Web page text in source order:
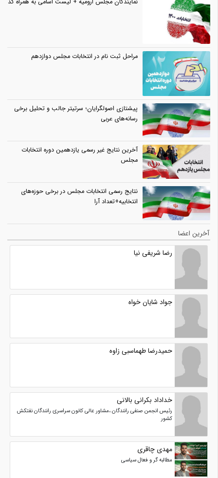
مراحل ثبت نام در انتخابات مجلس دوازدهم
پیشتازی اصولگرایان؛ سرتیتر جالب و تحلیل برخی
رسانه‌های عربی
آخرین نتایج غیر رسمی یازدهمین دوره انتخابات
مجلس
نتایج رسمی انتخابات مجلس در برخی حوزه‌های
انتخابیه+تعداد آرا
آخرین اعضا
رضا شریفی نیا
جواد شایان خواه
حمیدرضا طهماسبی زاوه
خداداد بکرانی بالانی
رئیس انجمن صنفی رانندگان ،مشاور عالی کانون سراسری رانندگان نفتکش
کشور
مهدی چاقری
مطالبه گر و فعال سیاسی